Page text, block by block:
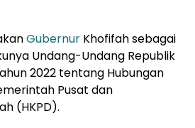
Gubernur Khofifah sebagai
Undang-Undang Republik
2022 tentang Hubungan
Pusat dan
(HKPD).